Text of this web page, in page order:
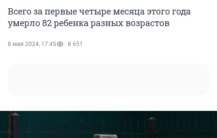
Всего за первые четыре месяца этого года
умерло 82 ребенка разных возрастов
8 мая 2024, 17:45 8 651